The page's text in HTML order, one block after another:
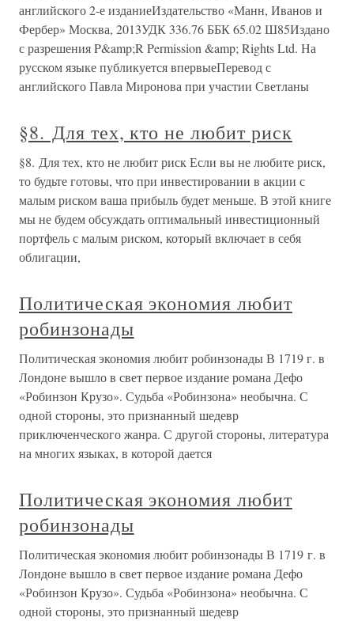
английского 2-е изданиеИздательство «Манн, Иванов и
Фербер» Москва, 2013УДК 336.76 ББК 65.02 Ш85Издано
с разрешения P&amp;R Permission &amp; Rights Ltd. На
русском языке публикуется впервыеПеревод с
английского Павла Миронова при участии Светланы
§8. Для тех, кто не любит риск
§8. Для тех, кто не любит риск Если вы не любите риск,
то будьте готовы, что при инвестировании в акции с
малым риском ваша прибыль будет меньше. В этой книге
мы не будем обсуждать оптимальный инвестиционный
портфель с малым риском, который включает в себя
облигации,
Политическая экономия любит
робинзонады
Политическая экономия любит робинзонады В 1719 г. в
Лондоне вышло в свет первое издание романа Дефо
«Робинзон Крузо». Судьба «Робинзона» необычна. С
одной стороны, это признанный шедевр
приключенческого жанра. С другой стороны, литература
на многих языках, в которой дается
Политическая экономия любит
робинзонады
Политическая экономия любит робинзонады В 1719 г. в
Лондоне вышло в свет первое издание романа Дефо
«Робинзон Крузо». Судьба «Робинзона» необычна. С
одной стороны, это признанный шедевр